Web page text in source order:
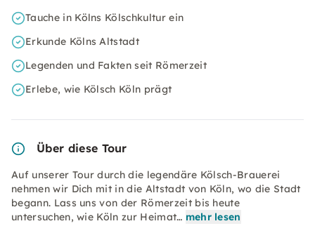
Tauche in Kölns Kölschkultur ein
Erkunde Kölns Altstadt
Legenden und Fakten seit Römerzeit
Erlebe, wie Kölsch Köln prägt
Über diese Tour
Auf unserer Tour durch die legendäre Kölsch-Brauerei
nehmen wir Dich mit in die Altstadt von Köln, wo die Stadt
begann. Lass uns von der Römerzeit bis heute
untersuchen, wie Köln zur Heimat… mehr lesen